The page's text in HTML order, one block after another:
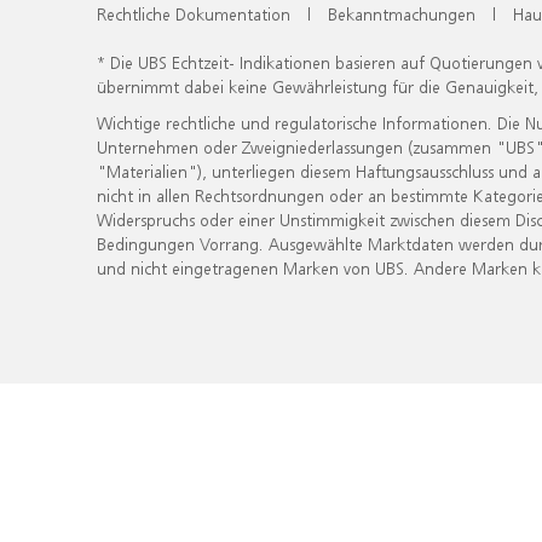
Rechtliche Dokumentation | Bekanntmachungen |
* Die UBS Echtzeit- Indikationen basieren auf
übernimmt dabei keine Gewährleistung für die
Wichtige rechtliche und regulatorische Informationen. Die
Unternehmen oder Zweigniederlassungen (zusammen
"Materialien"), unterliegen diesem Haftungsausschluss
nicht in allen Rechtsordnungen oder an bestimmte
Widerspruchs oder einer Unstimmigkeit zwischen diesem
Bedingungen Vorrang. Ausgewählte Marktdaten werden
und nicht eingetragenen Marken von UBS. Andere Marken